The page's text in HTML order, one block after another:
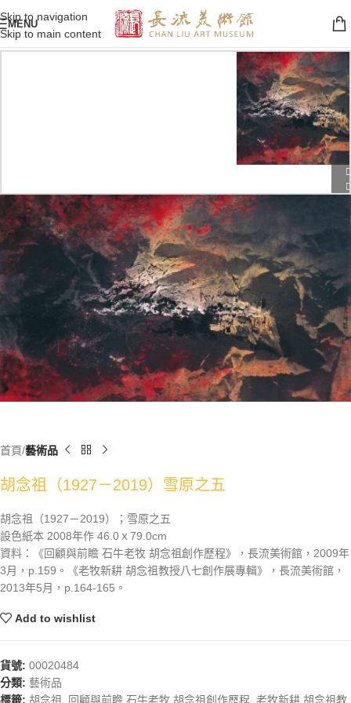
Skip to navigation
Skip to main content
MENU
首頁 藝術品
胡念祖（1927－2019）雪原之五
胡念祖（1927－2019）；雪原之五
設色紙本 2008年作 46.0ｘ79.0cm
資料：《回顧與前瞻 石牛老牧 胡念祖創作歷程》，長流美術館，2009年
3月，p.159。《老牧新耕 胡念祖教授八七創作展專輯》，長流美術館，
2013年5月，p.164-165。
Add to wishlist
貨號: 00020484
分類: 藝術品
標籤: 胡念祖 回顧與前瞻 石牛老牧 胡念祖創作歷程 老牧新耕 胡念祖教